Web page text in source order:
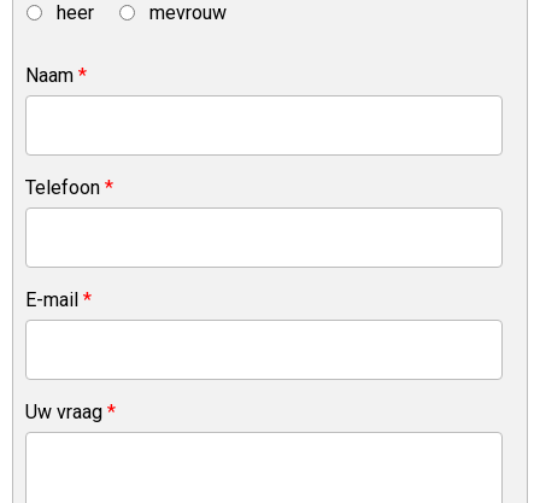
heer mevrouw
Naam *
Telefoon *
E-mail *
Uw vraag *